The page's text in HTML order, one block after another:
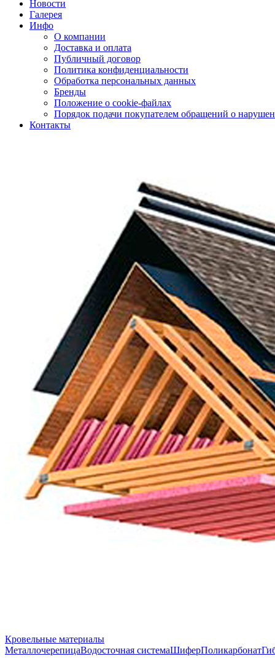
Новости
Галерея
Инфо
О компании
Доставка и оплата
Публичный договор
Политика конфиденциальности
Обработка персональных данных
Бренды
Положение о cookie-файлах
Порядок подачи покупателем обращений о
Контакты
Кровельные материалы
МеталлочерепицаВодосточная системаШиферПоликарбонат